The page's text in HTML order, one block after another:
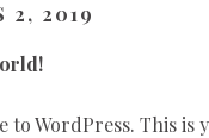
2, 2019
to WordPress. This